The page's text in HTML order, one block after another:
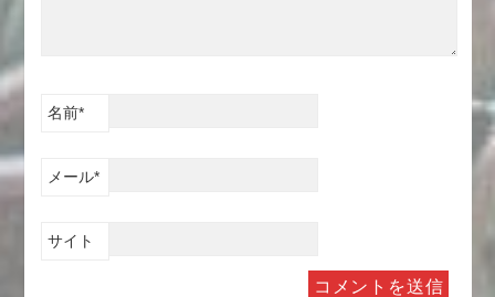
名前*
メール*
サイト